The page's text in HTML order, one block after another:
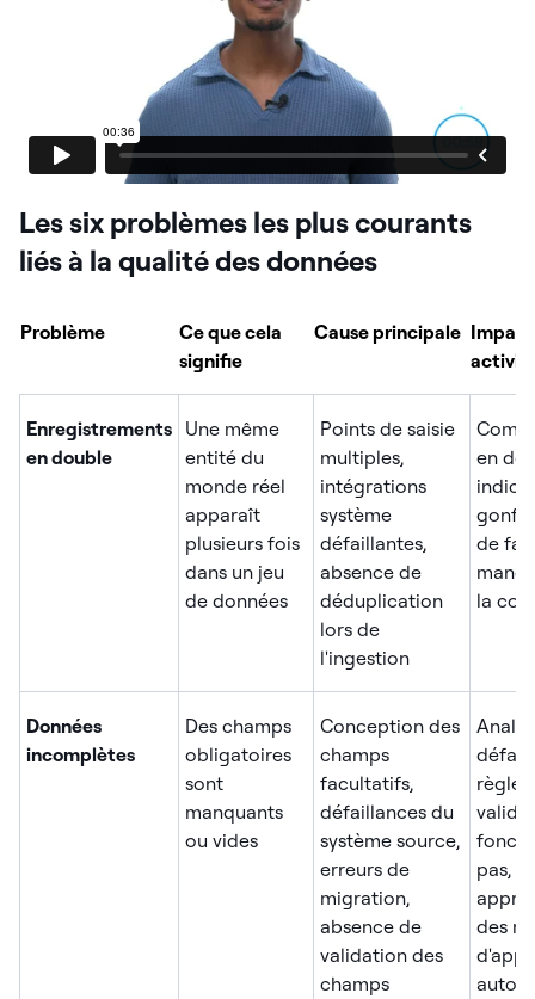
Les six problèmes les plus courants
liés à la qualité des données
Problème
Ce que cela
signifie
Cause principale Impact
Enregistrements
en double
Une même
entité du
monde réel
apparaît
plusieurs fois
dans un jeu
de données
Points de saisie
multiples,
intégrations
système
défaillantes,
absence de
déduplication
lors de
l'ingestion
en
de
la
Données
incomplètes
Des champs
obligatoires
sont
manquants
ou vides
Conception des
champs
facultatifs,
défaillances du
système source,
erreurs de
migration,
absence de
validation des
champs
règles
pas,
des